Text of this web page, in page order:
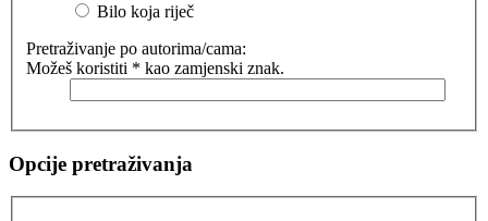
Bilo koja riječ
Pretraživanje po autorima/cama:
Možeš koristiti * kao zamjenski znak.
Opcije pretraživanja